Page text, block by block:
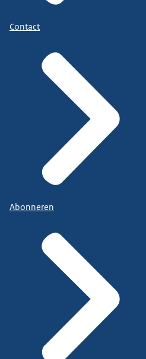
Contact
Abonneren